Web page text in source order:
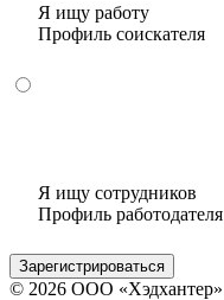
Я ищу работу
Профиль соискателя
Я ищу сотрудников
Профиль работодателя
Зарегистрироваться
© 2026 ООО «Хэдхантер»